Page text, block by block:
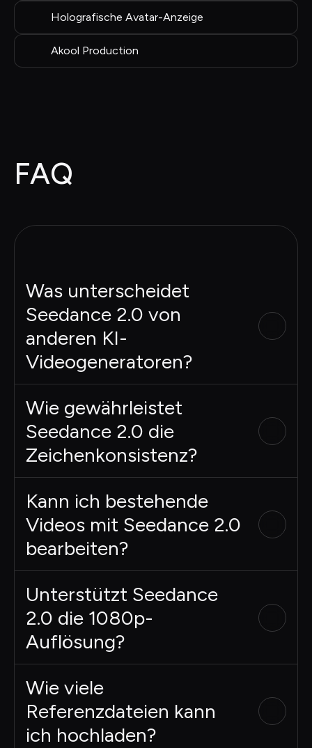
Holografische Avatar-Anzeige
Akool Production
FAQ
Was unterscheidet
Seedance 2.0 von
anderen KI-
Videogeneratoren?
Wie gewährleistet
Seedance 2.0 die
Zeichenkonsistenz?
Kann ich bestehende
Videos mit Seedance 2.0
bearbeiten?
Unterstützt Seedance
2.0 die 1080p-
Auflösung?
Wie viele
Referenzdateien kann
ich hochladen?